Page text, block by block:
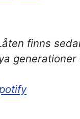
finns
generationer